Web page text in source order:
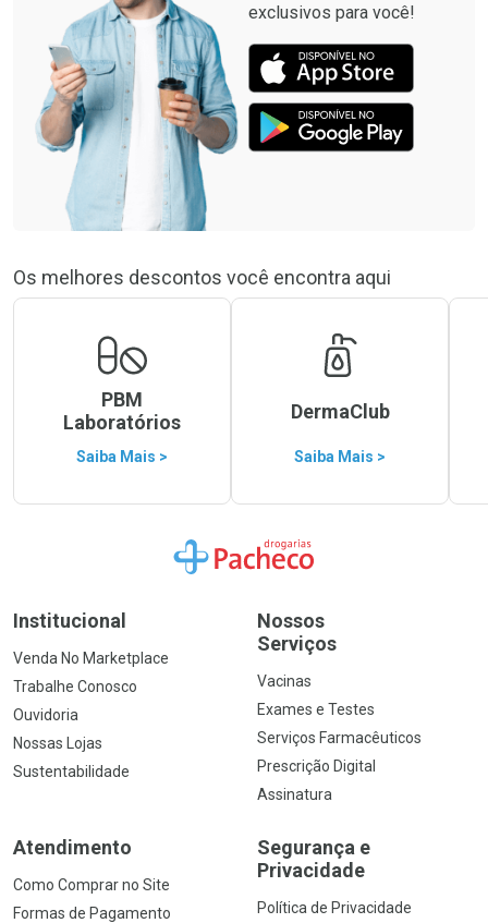
exclusivos para você!
Os melhores descontos você encontra aqui
PBM
Laboratórios
Saiba Mais >
DermaClub
Saiba Mais >
Ir para a Home
Institucional
Venda No Marketplace
Trabalhe Conosco
Ouvidoria
Nossas Lojas
Sustentabilidade
Nossos
Serviços
Vacinas
Exames e Testes
Serviços Farmacêuticos
Prescrição Digital
Assinatura
Atendimento
Como Comprar no Site
Formas de Pagamento
Segurança e
Privacidade
Política de Privacidade